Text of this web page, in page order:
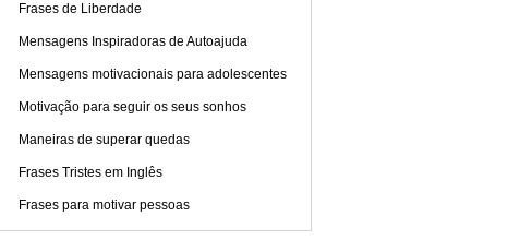
Frases de Liberdade
Mensagens Inspiradoras de Autoajuda
Mensagens motivacionais para adolescentes
Motivação para seguir os seus sonhos
Maneiras de superar quedas
Frases Tristes em Inglês
Frases para motivar pessoas